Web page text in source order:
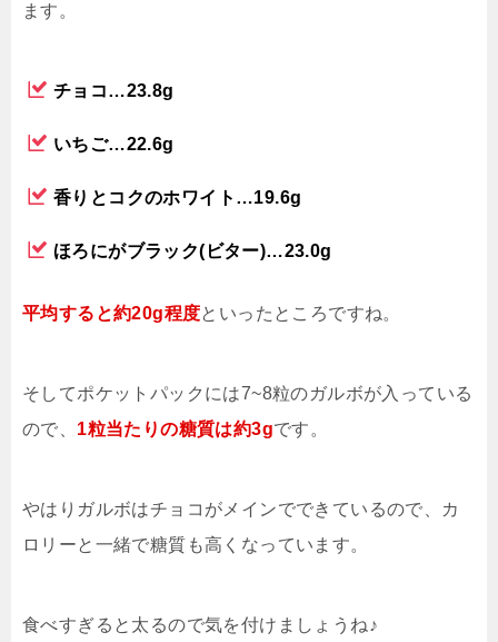
ます。
チョコ…23.8g
いちご…22.6g
香りとコクのホワイト…19.6g
ほろにがブラック(ビター)…23.0g
平均すると約20g程度といったところですね。
そしてポケットパックには7~8粒のガルボが入っている
ので、 1粒当たりの糖質は約3gです。
やはりガルボはチョコがメインでできているので、カ
ロリーと一緒で糖質も高くなっています。
食べすぎると太るので気を付けましょうね♪